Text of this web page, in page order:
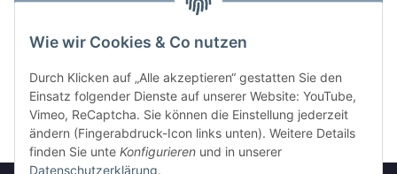
Wie wir Cookies & Co nutzen
Durch Klicken auf „Alle akzeptieren“ gestatten Sie den
Einsatz folgender Dienste auf unserer Website: YouTube,
Vimeo, ReCaptcha. Sie können die Einstellung jederzeit
ändern (Fingerabdruck-Icon links unten). Weitere Details
finden Sie unte Konfigurieren und in unserer
Datenschutzerklärung.